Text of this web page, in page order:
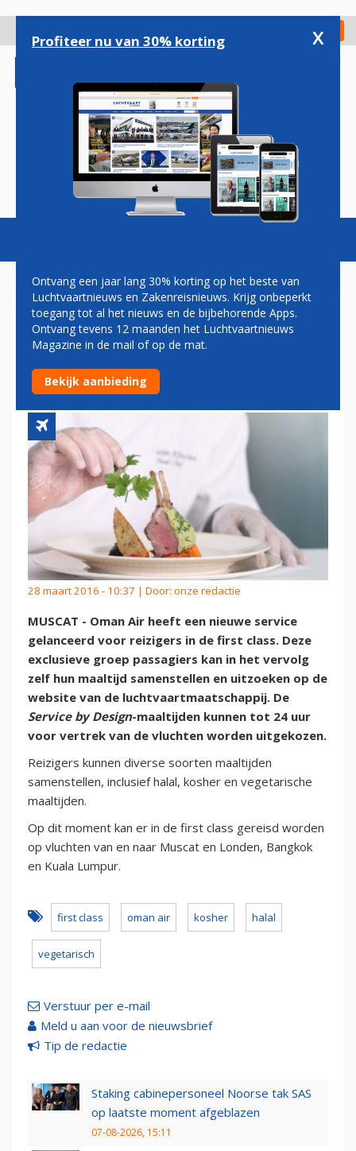
gaan
Check in
Magazine Podcasts Vacatures
REIZIGERS STELLEN ZELF
MAALTIJD SAMEN BIJ OMAN
AIR
28 maart 2016 - 10:37 | Door: onze redactie
MUSCAT - Oman Air heeft een nieuwe service
gelanceerd voor reizigers in de first class. Deze
exclusieve groep passagiers kan in het vervolg
zelf hun maaltijd samenstellen en uitzoeken op de
website van de luchtvaartmaatschappij. De
Service by Design-maaltijden kunnen tot 24 uur
voor vertrek van de vluchten worden uitgekozen.
Reizigers kunnen diverse soorten maaltijden
samenstellen, inclusief halal, kosher en vegetarische
maaltijden.
Op dit moment kan er in de first class gereisd worden
op vluchten van en naar Muscat en Londen, Bangkok
en Kuala Lumpur.
first class oman air kosher halal
vegetarisch
Verstuur per e-mail
Meld u aan voor de nieuwsbrief
Tip de redactie
Staking cabinepersoneel Noorse tak SAS
op laatste moment afgeblazen
07-08-2026, 15:11
Profiteer nu van 30% korting x
Ontvang een jaar lang 30% korting op het beste van
Luchtvaartnieuws en Zakenreisnieuws. Krijg onbeperkt
toegang tot al het nieuws en de bijbehorende Apps.
Ontvang tevens 12 maanden het Luchtvaartnieuws
Magazine in de mail of op de mat.
Bekijk aanbieding